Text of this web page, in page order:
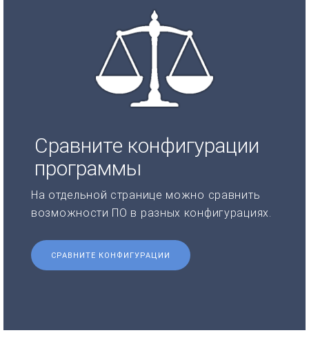
Сравните конфигурации
программы
На отдельной странице можно сравнить
возможности ПО в разных конфигурациях.
СРАВНИТЕ КОНФИГУРАЦИИ